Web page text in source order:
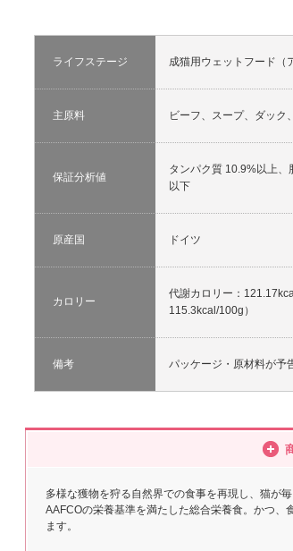
ライフステージ 成猫用ウェットフード（
主原料 ビーフ、スープ、ダック
保証分析値
タンパク質 10.9%以上
以下
原産国 ドイツ
カロリー
代謝カロリー：
115.3kcal/100g）
備考 パッケージ・原材料が予
多様な獲物を狩る自然界での食事を再現し、猫が
AAFCOの栄養基準を満たした総合栄養食。かつ、
ます。